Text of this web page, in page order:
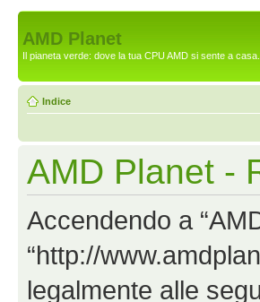
AMD Planet
Il pianeta verde: dove la tua CPU AMD si sente a casa...
Indice
AMD Planet -
Accendendo a
“http://
legalmente alle